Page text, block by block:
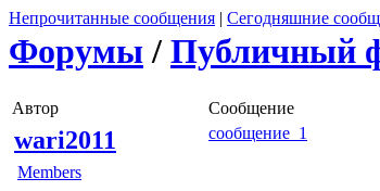
Непрочитанные сообщения | Сегодняшние
Форумы/ Публичный
Автор Сообщение
wari2011
Members
сообщение 1